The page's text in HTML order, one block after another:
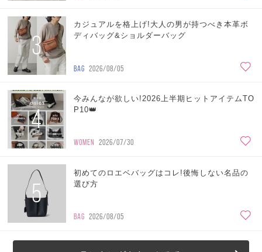
3
カジュアルを格上げ!大人の男が持つべき本革ボ
ディバッグ&ショルダーバッグ
BAG 2026/08/05
4
今みんなが欲しい!2026上半期ヒットアイテムTO
P10👑
WOMEN 2026/07/30
5
初めてのロエベバッグはコレ!後悔しない名品の
選び方
BAG 2026/08/05